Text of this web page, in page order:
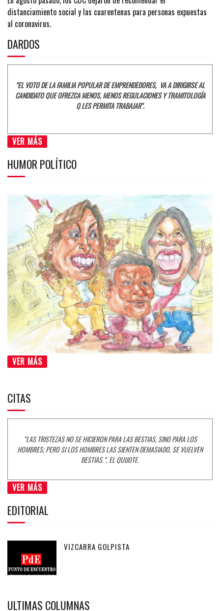
distanciamiento social y las cuarentenas para personas expuestas
al coronavirus.
DARDOS
"EL VOTO DE LA FAMILIA POPULAR DE EMPRENDEDORES, VA A DIRIGIRSE AL
CANDIDATO QUE OFREZCA MENOS, MENOS REGULACIONES Y TRAMITOLOGÍA
Q LES PERMITA TRABAJAR".
VER MÁS
HUMOR POLÍTICO
VER MÁS
CITAS
“LAS TRISTEZAS NO SE HICIERON PARA LAS BESTIAS, SINO PARA LOS
HOMBRES; PERO SI LOS HOMBRES LAS SIENTEN DEMASIADO, SE VUELVEN
BESTIAS.”, EL QUIJOTE.
VER MÁS
EDITORIAL
VIZCARRA GOLPISTA
ULTIMAS COLUMNAS